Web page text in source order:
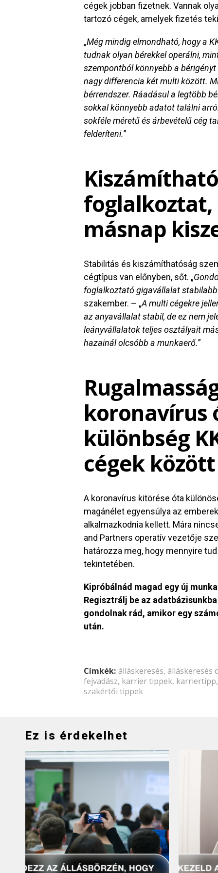
cégek jobban fizetnek. Vannak
tartozó cégek, amelyek fizetés
„Még mindig elmondható, hogy a
tudnak olyan bérekkel operálni,
szempontból könnyebb a
nagy differencia két multi között.
bérrendszer. Ráadásul a legtöbb
sokkal könnyebb adatot találni
sokféle méretű és árbevételű cég
felderíteni.”
másnap
Stabilitás és kiszámíthatóság
cégtípus van előnyben, sőt. „
foglalkoztató gigavállalat
szakember. – „A multi cégekre
az anyavállalat stabil, de ez nem
leányvállalatok teljes osztályait
hazainál olcsóbb a munkaerő.”
koronavírus
különbség
cégek között
A koronavírus kitörése óta
magánélet egyensúlya az
alkalmazkodnia kellett. Mára
and Partners operatív vezetője
határozza meg, hogy mennyire
tekintetében.
Kipróbálnád magad egy új
Regisztrálj be az
gondolnak rád, amikor egy
után.
Címkék: álláskeresés, álláskeresés
fejvadász, karrier tippek, karriertipp
szakértői tippek
Ez is érdekelhet